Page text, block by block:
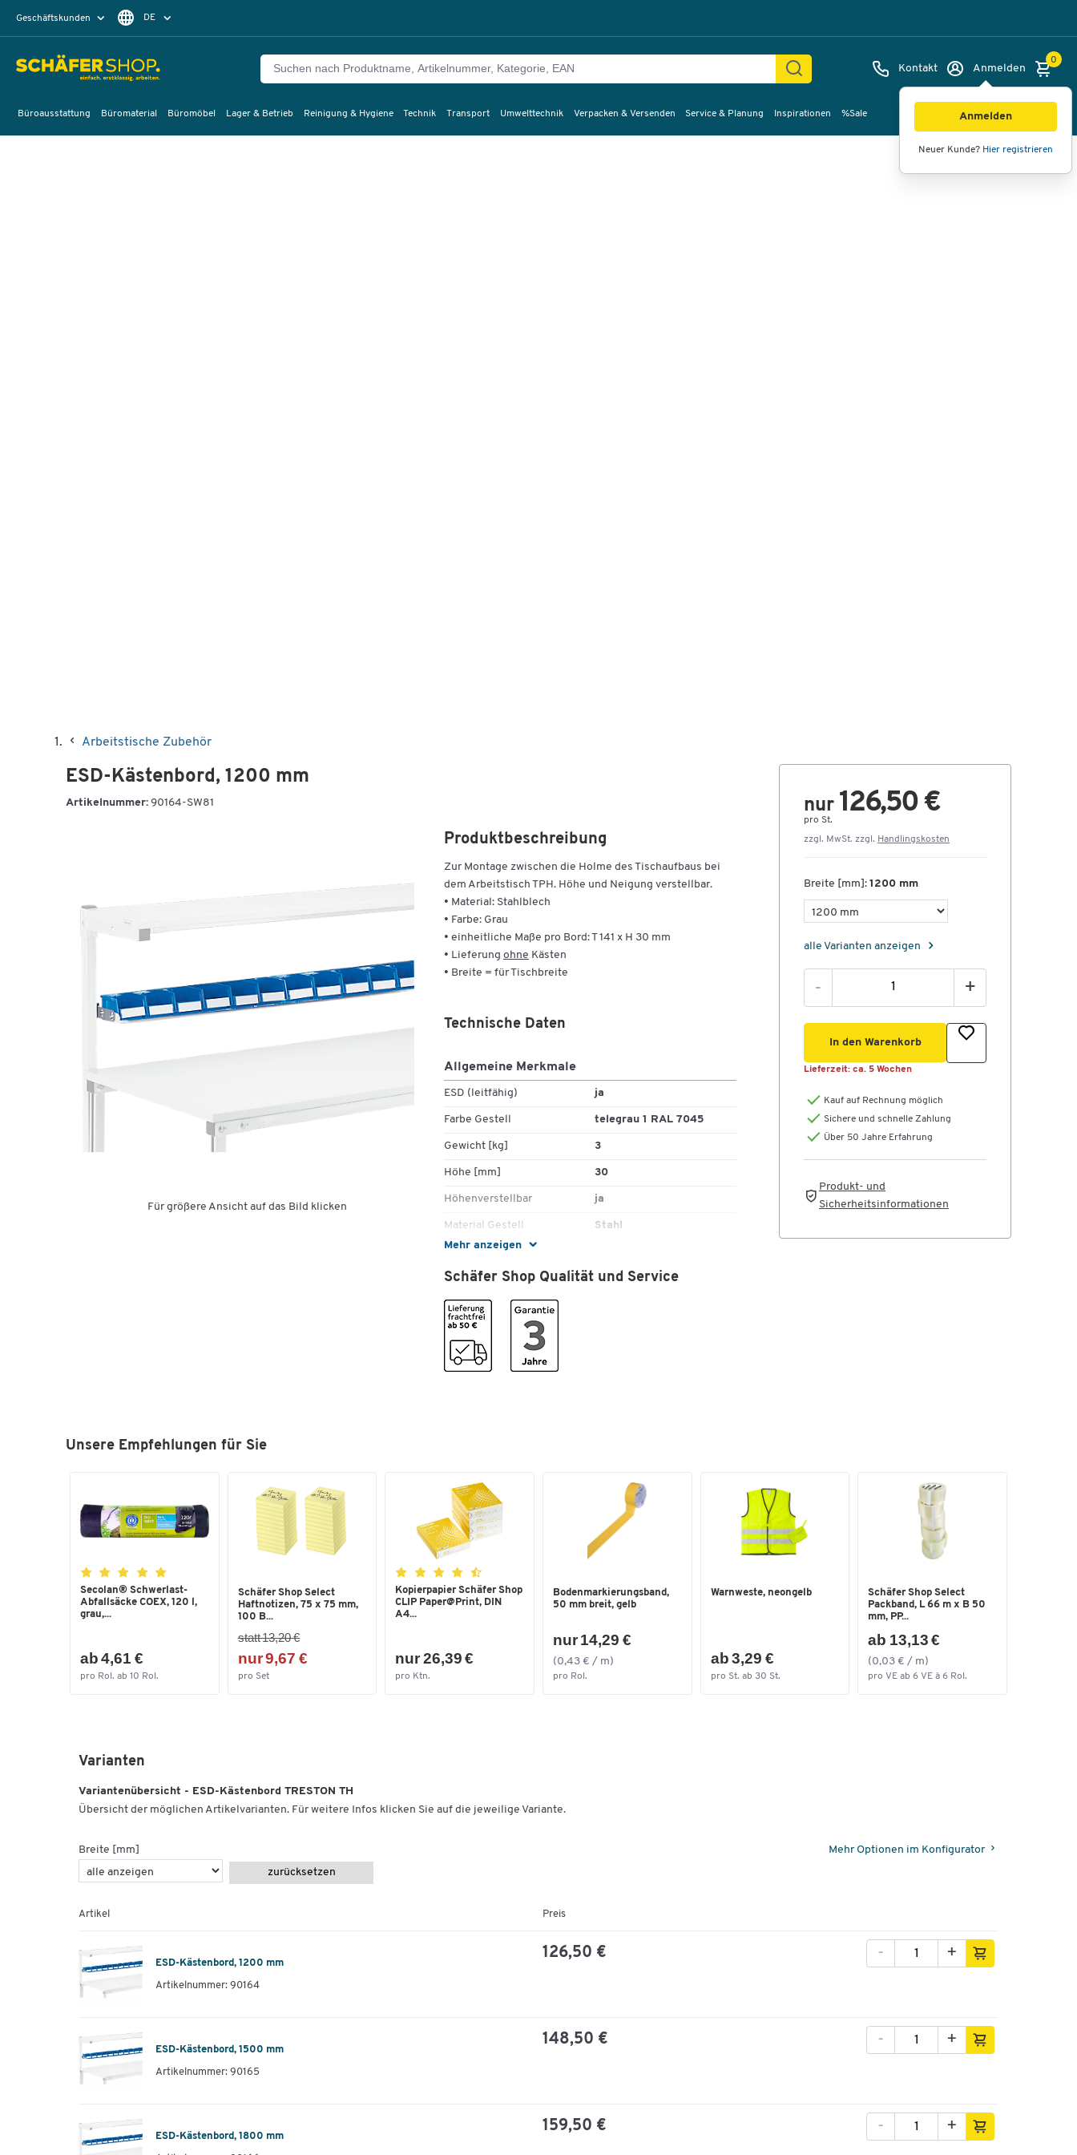
Geschäftskunden DE
Kontakt Anmelden
Anmelden
Neuer Kunde? Hier registrieren
0
Büroausstattung Büromaterial Büromöbel Lager & Betrieb Reinigung & Hygiene Technik Transport Umwelttechnik Verpacken & Versenden Service & Planung Inspirationen %Sale
Arbeitstische Zubehör
ESD-Kästenbord, 1200 mm
Artikelnummer: 90164-SW81
Für größere Ansicht auf das Bild klicken
Produktbeschreibung
Zur Montage zwischen die Holme des Tischaufbaus bei
dem Arbeitstisch TPH. Höhe und Neigung verstellbar.
• Material: Stahlblech
• Farbe: Grau
• einheitliche Maße pro Bord: T 141 x H 30 mm
• Lieferung ohne Kästen
• Breite = für Tischbreite
Mehr anzeigen
Technische Daten
Allgemeine Merkmale
ESD (leitfähig) ja
Farbe Gestell telegrau 1 RAL 7045
Gewicht [kg] 3
Höhe [mm] 30
Höhenverstellbar ja
Material Gestell Stahl
System
Tiefe [mm] 145
Typ
Maße
Breite [mm]
Schäfer Shop Qualität und Service
nur 126,50 €
pro St.
zzgl. MwSt. zzgl. Handlingskosten
Breite [mm]: 1200 mm
alle Varianten anzeigen
- +
In den Warenkorb
Lieferzeit: ca. 5 Wochen
Kauf auf Rechnung möglich
Sichere und schnelle Zahlung
Über 50 Jahre Erfahrung
Produkt- und
Sicherheitsinformationen
Unsere Empfehlungen für Sie
Secolan® Schwerlast-
Abfallsäcke COEX, 120 l,
grau,...
ab 4,61 €
pro Rol. ab 10 Rol.
Schäfer Shop Select
Haftnotizen, 75 x 75 mm,
100 B...
statt 13,20 €
nur 9,67 €
pro Set
Kopierpapier Schäfer Shop
CLIP Paper@Print, DIN
A4...
nur 26,39 €
pro Ktn.
Bodenmarkierungsband,
50 mm breit, gelb
nur 14,29 €
(0,43 € / m)
pro Rol.
Warnweste, neongelb
ab 3,29 €
pro St. ab 30 St.
Schäfer Shop Select
Packband, L 66 m x B 50
mm, PP...
ab 13,13 €
(0,03 € / m)
pro VE ab 6 VE à 6 Rol.
Varianten
Variantenübersicht - ESD-Kästenbord TRESTON TH
Übersicht der möglichen Artikelvarianten. Für weitere Infos klicken Sie auf die jeweilige Variante.
Breite [mm]
zurücksetzen
Mehr Optionen im Konfigurator
Artikel Preis
ESD-Kästenbord, 1200 mm
Artikelnummer: 90164
126,50 € +
-
ESD-Kästenbord, 1500 mm
Artikelnummer: 90165
148,50 € +
-
ESD-Kästenbord, 1800 mm
159,50 € +
-
Bilder Videos 360°-Ansicht